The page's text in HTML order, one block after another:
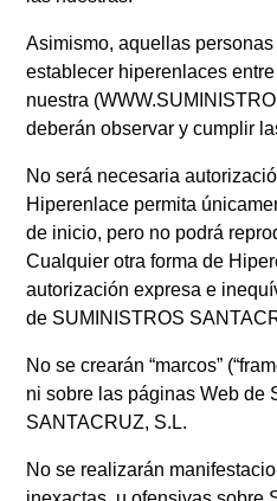
Asimismo, aquellas
establecer hiperenlaces
nuestra
deberán observar y cumplir
No será necesaria
Hiperenlace permita
de inicio, pero no podrá
Cualquier otra forma de
autorización expresa e
de SUMINISTROS
No se crearán “marcos”
ni sobre las páginas Web de
SANTACRUZ, S.L.
No se realizarán